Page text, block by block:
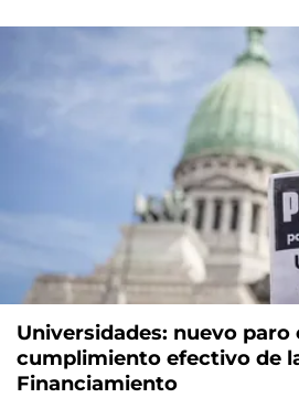
Universidades: nuevo paro
cumplimiento efectivo de
Financiamiento